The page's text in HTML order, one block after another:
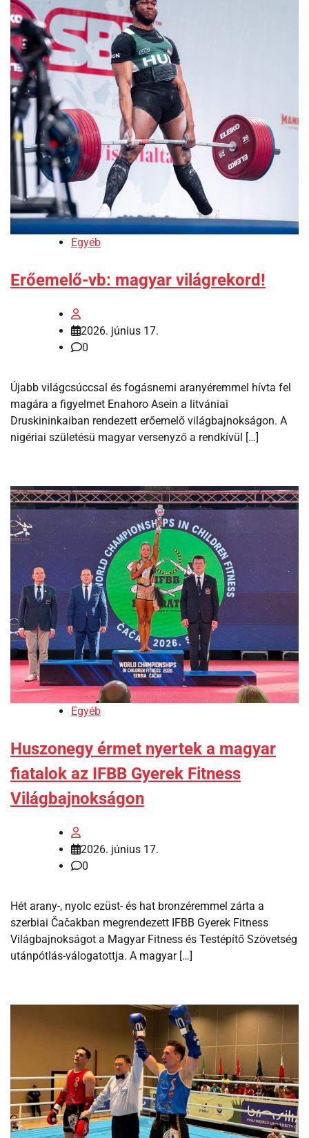
Egyéb
Erőemelő-vb: magyar világrekord!
2026. június 17.
0
Újabb világcsúccsal és fogásnemi aranyéremmel hívta fel
magára a figyelmet Enahoro Asein a litvániai
Druskininkaiban rendezett erőemelő világbajnokságon. A
nigériai születésü magyar versenyző a rendkívül […]
Egyéb
Huszonegy érmet nyertek a magyar
fiatalok az IFBB Gyerek Fitness
Világbajnokságon
2026. június 17.
0
Hét arany-, nyolc ezüst- és hat bronzéremmel zárta a
szerbiai Čačakban megrendezett IFBB Gyerek Fitness
Világbajnokságot a Magyar Fitness és Testépítő Szövetség
utánpótlás-válogatottja. A magyar […]